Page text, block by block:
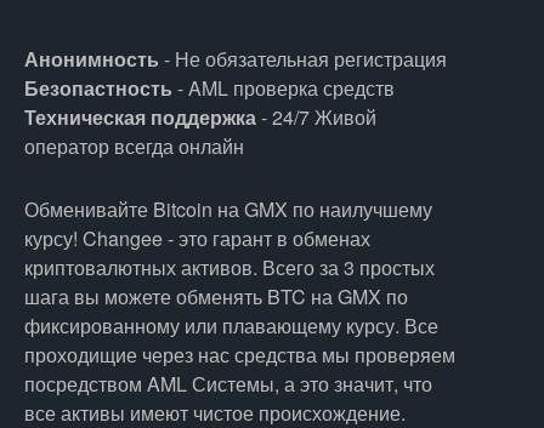
Анонимность - Не обязательная регистрация
Безопастность - AML проверка средств
Техническая поддержка- 24/7 Живой
оператор всегда онлайн
Обменивайте Bitcoin на GMX по наилучшему
курсу! Changee - это гарант в обменах
криптовалютных активов. Всего за 3 простых
шага вы можете обменять BTC на GMX по
фиксированному или плавающему курсу. Все
проходищие через нас средства мы проверяем
посредством AML Системы, а это значит, что
все активы имеют чистое происхождение.